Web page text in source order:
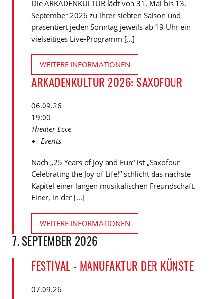
Die ARKADENKULTUR lädt von 31. Mai bis 13.
September 2026 zu ihrer siebten Saison und
präsentiert jeden Sonntag jeweils ab 19 Uhr ein
vielseitiges Live-Programm [...]
WEITERE INFORMATIONEN
ARKADENKULTUR 2026: SAXOFOUR
06.09.26
19:00
Theater Ecce
Events
Nach „25 Years of Joy and Fun“ ist „Saxofour
Celebrating the Joy of Life!“ schlicht das nächste
Kapitel einer langen musikalischen Freundschaft.
Einer, in der [...]
WEITERE INFORMATIONEN
7. SEPTEMBER 2026
FESTIVAL - MANUFAKTUR DER KÜNSTE
07.09.26